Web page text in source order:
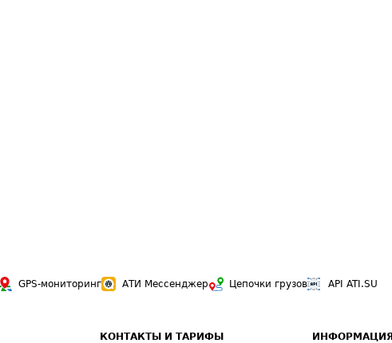
GPS-мониторинг АТИ Мессенджер Цепочки грузов API ATI.SU
КОНТАКТЫ И ТАРИФЫ ИНФОРМАЦИЯ